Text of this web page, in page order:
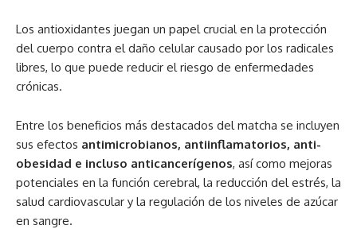
Los antioxidantes juegan un papel crucial en la protección
del cuerpo contra el daño celular causado por los radicales
libres, lo que puede reducir el riesgo de enfermedades
crónicas.
Entre los beneficios más destacados del matcha se incluyen
sus efectos antimicrobianos, antiinflamatorios, anti-
obesidad e incluso anticancerígenos, así como mejoras
potenciales en la función cerebral, la reducción del estrés, la
salud cardiovascular y la regulación de los niveles de azúcar
en sangre.